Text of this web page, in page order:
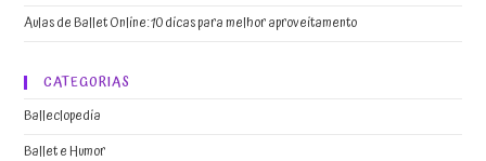
Aulas de Ballet Online: 10 dicas para melhor aproveitamento
CATEGORIAS
Balleclopedia
Ballet e Humor